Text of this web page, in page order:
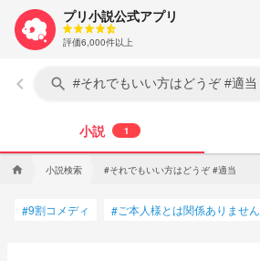
プリ小説公式アプリ
評価6,000件以上
keyboard_arrow_left search
小説 1
home 小説検索 #それでもいい方はどうぞ #適当
#9割コメディ #ご本人様とは関係ありません